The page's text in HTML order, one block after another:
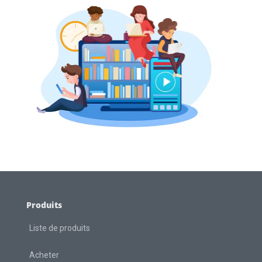
Produits
Liste de produits
Acheter